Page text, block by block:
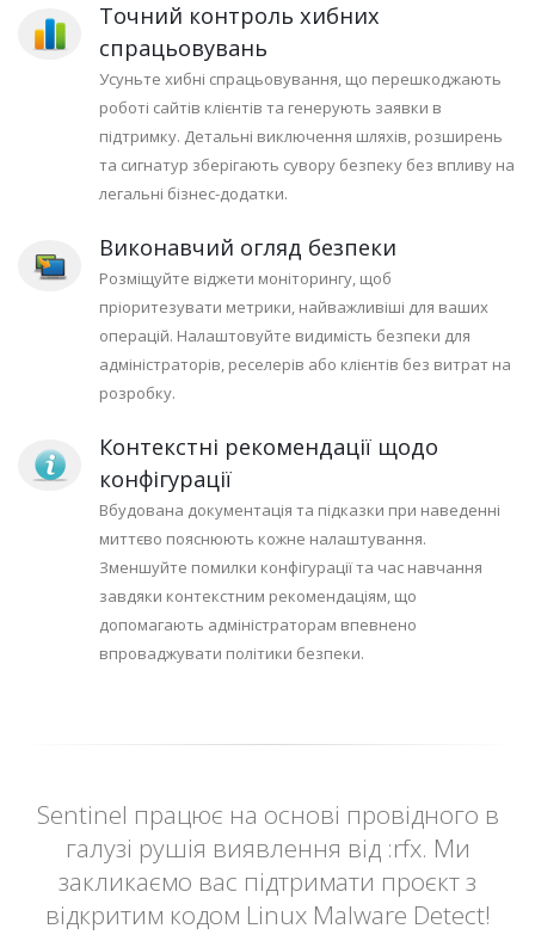
Точний контроль хибних
спрацьовувань
Усуньте хибні спрацьовування, що перешкоджають
роботі сайтів клієнтів та генерують заявки в
підтримку. Детальні виключення шляхів, розширень
та сигнатур зберігають сувору безпеку без впливу на
легальні бізнес-додатки.
Виконавчий огляд безпеки
Розміщуйте віджети моніторингу, щоб
пріоритезувати метрики, найважливіші для ваших
операцій. Налаштовуйте видимість безпеки для
адміністраторів, реселерів або клієнтів без витрат на
розробку.
Контекстні рекомендації щодо
конфігурації
Вбудована документація та підказки при наведенні
миттєво пояснюють кожне налаштування.
Зменшуйте помилки конфігурації та час навчання
завдяки контекстним рекомендаціям, що
допомагають адміністраторам впевнено
впроваджувати політики безпеки.
Sentinel працює на основі провідного в
галузі рушія виявлення від :rfx. Ми
закликаємо вас підтримати проєкт з
відкритим кодом Linux Malware Detect!